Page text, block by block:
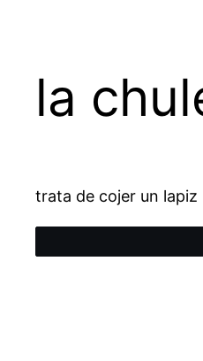
la
trata de cojer un lapiz